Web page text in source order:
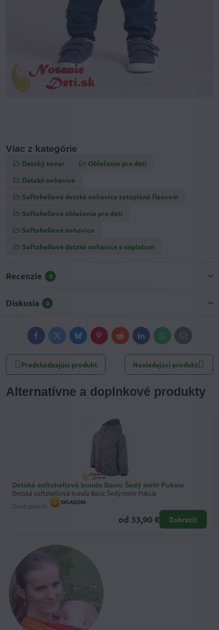
Viac z kategórie
Detský tovar
Oblečenie pre deti
Detské nohavice
Softshellové detské nohavice zateplené fleecom
Softshellové oblečenie pre deti
Softshellové nohavice
Softshellové detské nohavice s nápletom
Recenzie 0
Diskusia 0
FacebookTwitterBlueskyPinterestRedditLinkedInWhatsApp
E-
mail
Predchádzajúci produkt Nasledujúci produkt
Alternatívne a doplnkové produkty
Detská softshellová bunda Basic Šedý melír Fuksia
Detská softshellová bunda Basic Šedý melír Fuksia
Dostupnosť:
od 33,90 € Zobraziť